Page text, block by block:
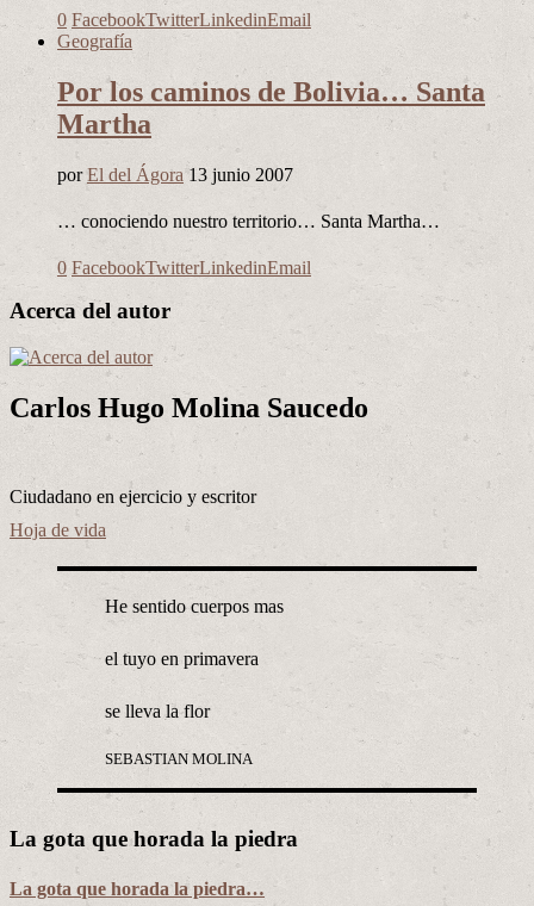
0 FacebookTwitterLinkedinEmail
Geografía
Por los caminos de Bolivia… Santa
Martha
porEl del Ágora 13 junio 2007
… conociendo nuestro territorio… Santa Martha…
0 FacebookTwitterLinkedinEmail
Acerca del autor
Carlos Hugo Molina Saucedo
Ciudadano en ejercicio y escritor
Hoja de vida
He sentido cuerpos mas
el tuyo en primavera
se lleva la flor
SEBASTIAN MOLINA
La gota que horada la piedra
La gota que horada la piedra…